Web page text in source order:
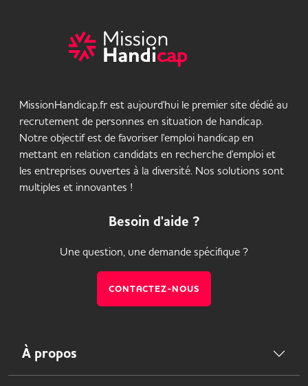
MissionHandicap.fr est aujourd'hui le premier site dédié au
recrutement de personnes en situation de handicap.
Notre objectif est de favoriser l'emploi handicap en
mettant en relation candidats en recherche d'emploi et
les entreprises ouvertes à la diversité. Nos solutions sont
multiples et innovantes !
Besoin d'aide ?
Une question, une demande spécifique ?
CONTACTEZ-NOUS
À propos